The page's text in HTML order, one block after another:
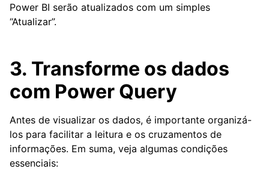
Power BI serão atualizados com um simples
“Atualizar”.
3. Transforme os dados
com Power Query
Antes de visualizar os dados, é importante organizá-
los para facilitar a leitura e os cruzamentos de
informações. Em suma, veja algumas condições
essenciais: